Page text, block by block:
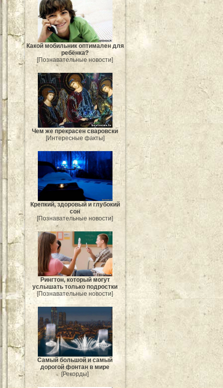
Какой мобильник оптимален для
ребёнка?
[Познавательные новости]
Чем же прекрасен сваровски
[Интересные факты]
Крепкий, здоровый и глубокий
сон
[Познавательные новости]
Рингтон, который могут
услышать только подростки
[Познавательные новости]
Самый большой и самый
дорогой фонтан в мире
[Рекорды]